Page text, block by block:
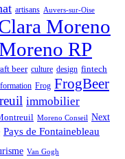
artisans Auvers-sur-Oise
Moreno
RP
beer culture design fintech
formation Frog FrogBeer
immobilier
Moreno Conseil Next
Pays de Fontainebleau
Van Gogh